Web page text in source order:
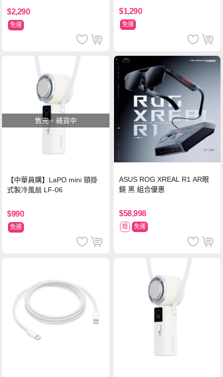
$2,290
免運
$1,290
免運
售完，補貨中
【中華員購】LaPO mini 頸掛
式製冷風扇 LF-06
$990
免運
ASUS ROG XREAL R1 AR眼
鏡 黑 組合優惠
$58,998
贈 免運